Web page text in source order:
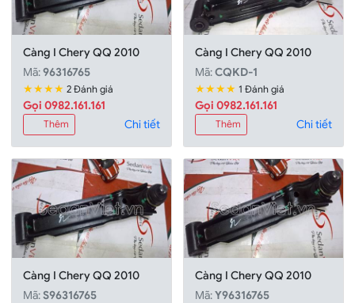
Càng I Chery QQ 2010
Mã:96316765
★★★★ 2 Đánh giá
Gọi 0982.161.161
Thêm Chi tiết
Càng I Chery QQ 2010
Mã:CQKD-1
★★★★ 1 Đánh giá
Gọi 0982.161.161
Thêm Chi tiết
Càng I Chery QQ 2010
Mã:S96316765
Càng I Chery QQ 2010
Mã:Y96316765